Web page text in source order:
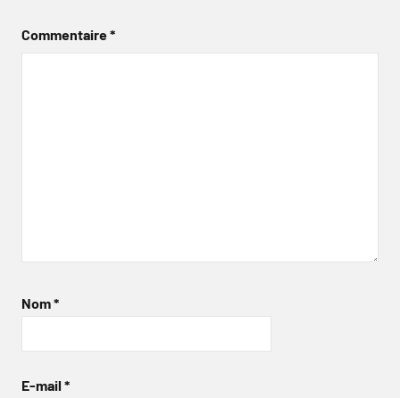
Commentaire*
Nom*
E-mail *